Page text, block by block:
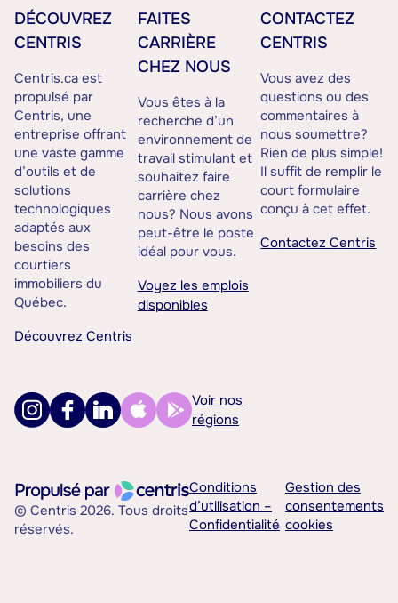
DÉCOUVREZ
CENTRIS
Centris.ca est
propulsé par
Centris, une
entreprise offrant
une vaste gamme
d’outils et de
solutions
technologiques
adaptés aux
besoins des
courtiers
immobiliers du
Québec.
Découvrez Centris
FAITES
CARRIÈRE
CHEZ NOUS
Vous êtes à la
recherche d’un
environnement de
travail stimulant et
souhaitez faire
carrière chez
nous? Nous avons
peut-être le poste
idéal pour vous.
Voyez les emplois
disponibles
CONTACTEZ
CENTRIS
Vous avez des
questions ou des
commentaires à
nous soumettre?
Rien de plus simple!
Il suffit de remplir le
court formulaire
conçu à cet effet.
Contactez Centris
Voir nos
régions
© Centris 2026. Tous droits
réservés.
Conditions
d’utilisation –
Confidentialité
Gestion des
consentements
cookies